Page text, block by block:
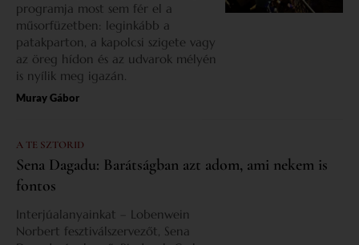
programja most sem fér el a
műsorfüzetben: leginkább a
patakparton, a kapolcsi szigete vagy
az öreg hídon és az udvarok mélyén
is nyílik meg igazán.
Muray Gábor
A TE SZTORID
Sena Dagadu: Barátságban azt adom, ami nekem is
fontos
Interjúalanyainkat – Lobenwein
Norbert fesztiválszervezőt, Sena